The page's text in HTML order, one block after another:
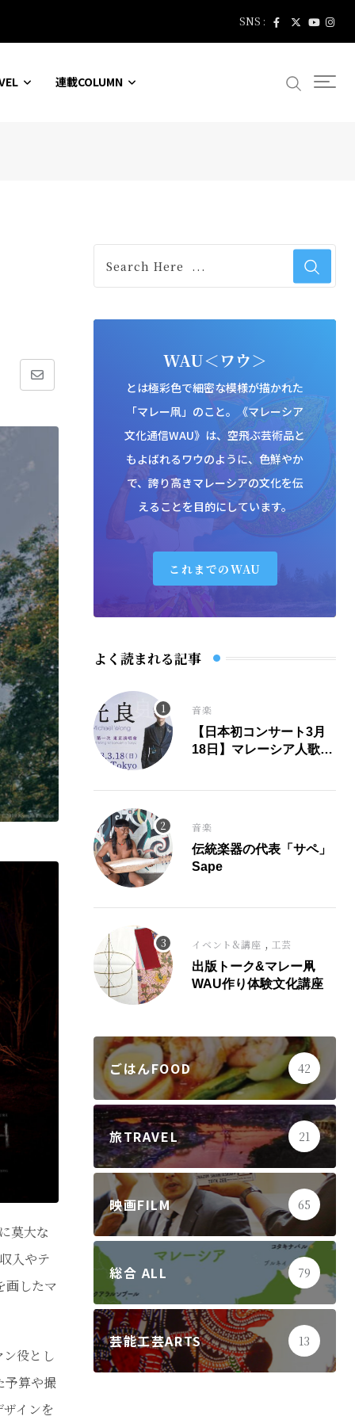
SNS :
連載COLUMN
Share
莫大な
入やテ
画したマ
役とし
予算や撮
インを
WAU＜ワウ＞
とは極彩色で細密な模様が描かれた
「マレー凧」のこと。《マレーシア
文化通信WAU》は、空飛ぶ芸術品と
もよばれるワウのように、色鮮やか
で、誇り高きマレーシアの文化を伝
えることを目的にしています。
これまでのWAU
よく読まれる記事
音楽
【日本初コンサート3月
18日】マレーシア人歌
音楽
伝統楽器の代表「サペ」
Sape
イベント&講座 , 工芸
出版トーク&マレー凧
WAU作り体験文化講座
ごはんFOOD 42
旅TRAVEL 21
映画FILM 65
総合 ALL 79
芸能工芸ARTS 13